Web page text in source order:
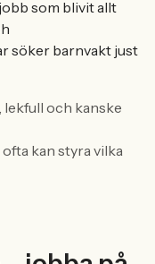
som blivit allt
söker barnvakt just
lekfull och kanske
kan styra vilka